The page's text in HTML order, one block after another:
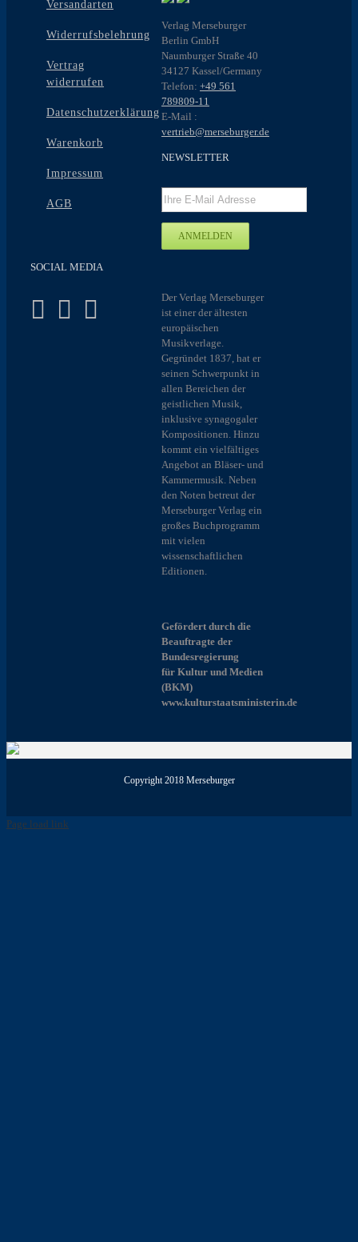
Versandarten
Widerrufsbelehrung
Vertrag
widerrufen
Datenschutzerklärung
Warenkorb
Impressum
AGB
SOCIAL MEDIA
Verlag Merseburger
Berlin GmbH
Naumburger Straße 40
34127 Kassel/Germany
Telefon: +49 561
789809-11
E-Mail :
vertrieb@merseburger.de
NEWSLETTER
Der Verlag Merseburger
ist einer der ältesten
europäischen
Musikverlage.
Gegründet 1837, hat er
seinen Schwerpunkt in
allen Bereichen der
geistlichen Musik,
inklusive synagogaler
Kompositionen. Hinzu
kommt ein vielfältiges
Angebot an Bläser- und
Kammermusik. Neben
den Noten betreut der
Merseburger Verlag ein
großes Buchprogramm
mit vielen
wissenschaftlichen
Editionen.
Gefördert durch die
Beauftragte der
Bundesregierung
für Kultur und Medien
(BKM)
www.kulturstaatsministerin.de
Copyright 2018 Merseburger
Page load link